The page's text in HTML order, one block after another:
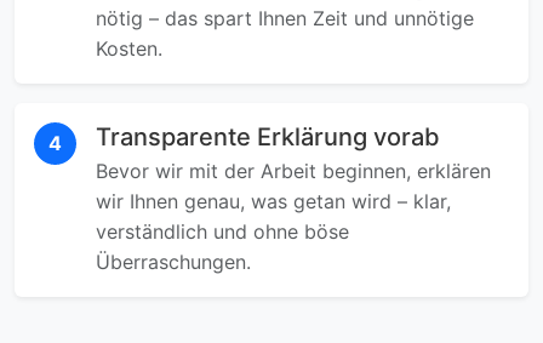
nötig – das spart Ihnen Zeit und unnötige
Kosten.
4 Transparente Erklärung vorab
Bevor wir mit der Arbeit beginnen, erklären
wir Ihnen genau, was getan wird – klar,
verständlich und ohne böse
Überraschungen.